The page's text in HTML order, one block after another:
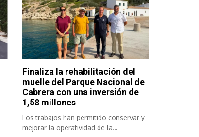
Finaliza la rehabilitación del
muelle del Parque Nacional de
Cabrera con una inversión de
1,58 millones
Los trabajos han permitido conservar y
mejorar la operatividad de la